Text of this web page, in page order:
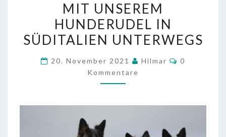
UNSEREM
HUNDERUDEL
IN
UNTERWEGS
MIT UNSEREM
HUNDERUDEL IN
SÜDITALIEN UNTERWEGS
20. November 2021 Hilmar
0
Kommentare